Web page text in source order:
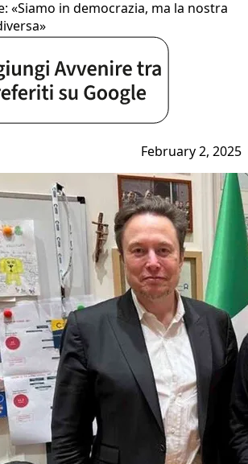
«Siamo in democrazia, ma la nostra
February 2, 2025